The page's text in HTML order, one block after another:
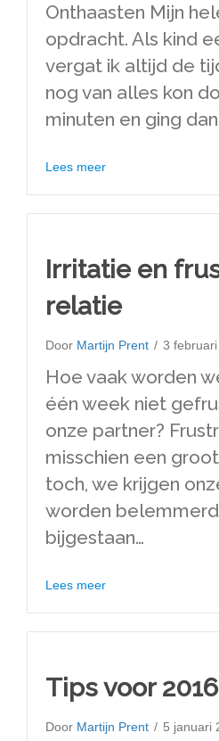
Onthaasten Mijn
opdracht. Als kind
vergat ik altijd de
nog van alles kon
minuten en ging
Lees meerabout Onthaasten
Irritatie en
relatie
Door Martijn Prent / 3
Hoe vaak worden
één week niet
onze partner?
misschien een
toch, we krijgen
worden
bijgestaan…
Lees meerabout Irritatie en
Tips voor 2016
Door Martijn Prent / 5 januari